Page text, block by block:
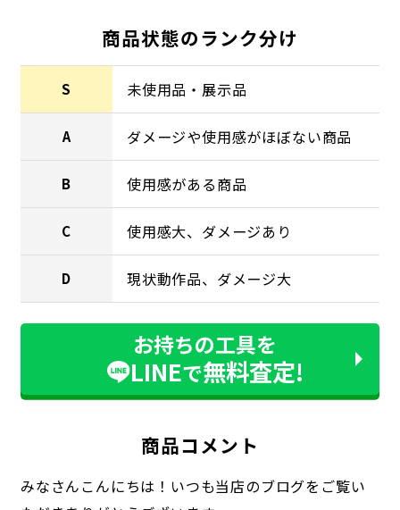
商品状態のランク分け
S 未使用品・展示品
A ダメージや使用感がほぼない商品
B 使用感がある商品
C 使用感大、ダメージあり
D 現状動作品、ダメージ大
お持ちの工具を
LINEで無料査定!
商品コメント
みなさんこんにちは！いつも当店のブログをご覧い